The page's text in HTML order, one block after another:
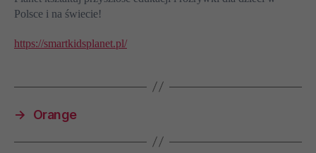
Polsce i na świecie!
https://smartkidsplanet.pl/
→ Orange